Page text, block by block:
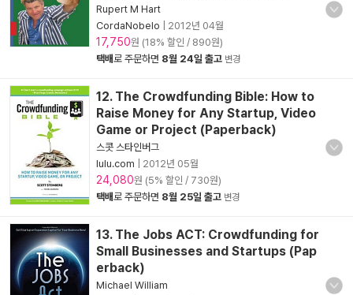
Rupert M Hart
CordaNobelo
2012년 04월
17,750원 (18% 할인 / 890원)
택배로 주문하면 8월 24일 출고 변경
12. The Crowdfunding Bible: How to
Raise Money for Any Startup, Video
Game or Project (Paperback)
스콧 스타인버그
lulu.com
2012년 05월
24,080원 (5% 할인 / 730원)
택배로 주문하면 8월 25일 출고 변경
13. The Jobs ACT: Crowdfunding for
Small Businesses and Startups (Pap
erback)
Michael William